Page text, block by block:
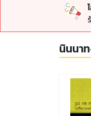
นินนา